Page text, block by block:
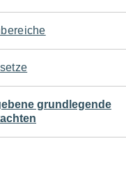
grundlegende